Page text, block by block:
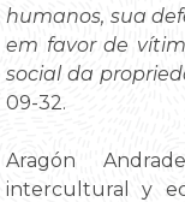
humanos, sua
em favor de
social da
09-32.
Aragón
intercultural y